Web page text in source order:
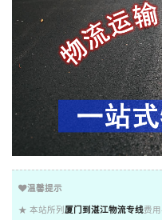
温馨提示
★ 本站所列 厦门到湛江物流专线费